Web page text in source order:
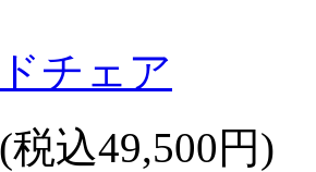
チェア
税込49,500円)